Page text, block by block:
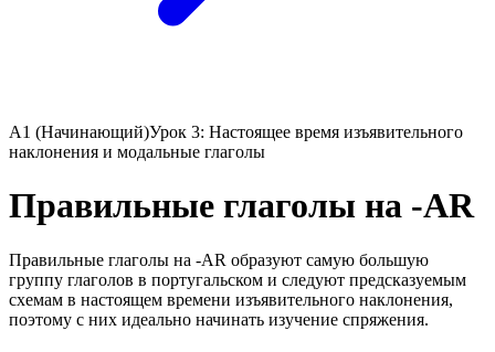
A1 (Начинающий)Урок 3: Настоящее время изъявительного
наклонения и модальные глаголы
Правильные глаголы на -AR
Правильные глаголы на -AR образуют самую большую
группу глаголов в португальском и следуют предсказуемым
схемам в настоящем времени изъявительного наклонения,
поэтому с них идеально начинать изучение спряжения.